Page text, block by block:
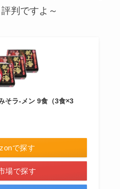
判ですよ～
そラ-メン 9食（3食×3
で探す
場で探す